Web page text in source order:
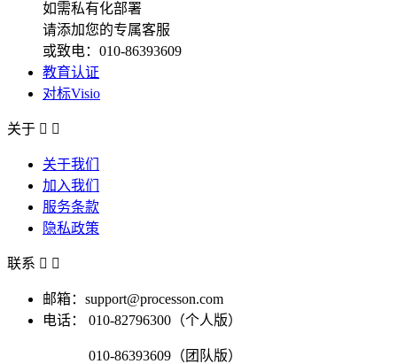
如需私有化部署
请添加您的专属客服
或致电：010-86393609
教育认证
对标Visio
关于  
关于我们
加入我们
服务条款
隐私政策
联系  
邮箱：support@processon.com
电话：
010-82796300（个人版）
010-86393609（团队版）